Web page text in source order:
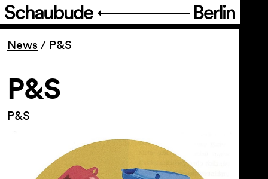
Programm
Ticket
Barrierefreiheit
Über uns
News / P&S
P&S
P&S